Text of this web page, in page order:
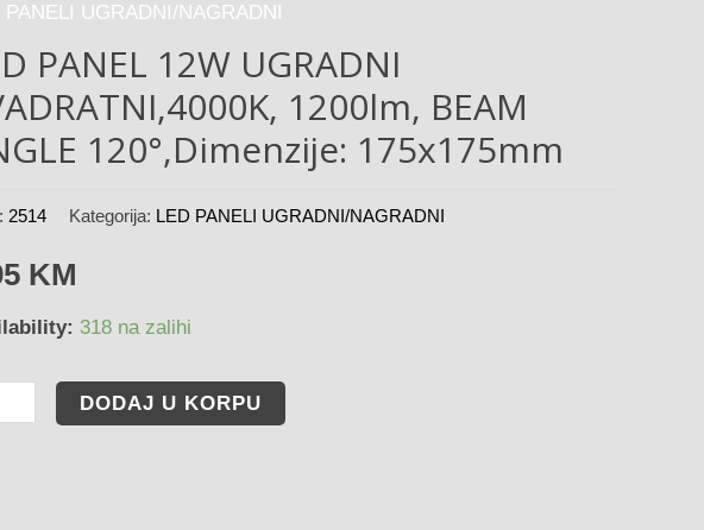
PANELI UGRADNI/NAGRADNI
PANEL 12W UGRADNI
1200lm, BEAM
120°,Dimenzije: 175x175mm
2514 Kategorija: LED PANELI UGRADNI/NAGRADNI
KM
318 na zalihi
DODAJ U KORPU